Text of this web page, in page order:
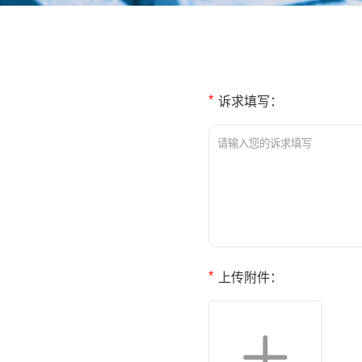
* 诉求填写：
* 上传附件：